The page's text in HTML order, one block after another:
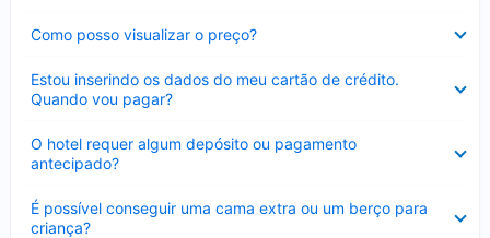
Como posso visualizar o preço?
Estou inserindo os dados do meu cartão de crédito.
Quando vou pagar?
O hotel requer algum depósito ou pagamento
antecipado?
É possível conseguir uma cama extra ou um berço para
criança?
Contraído